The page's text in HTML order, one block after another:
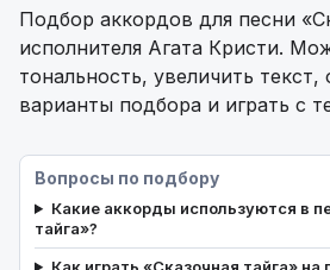
Подбор аккордов для песни
исполнителя Агата Кристи.
тональность, увеличить текст,
варианты подбора и играть с
Вопросы по подбору
Какие аккорды используются в
тайга»?